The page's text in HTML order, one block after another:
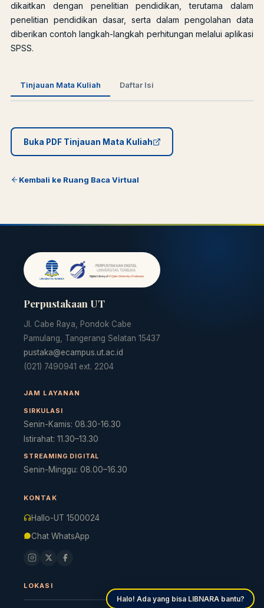
dikaitkan dengan penelitian pendidikan, terutama dalam
penelitian pendidikan dasar, serta dalam pengolahan data
diberikan contoh langkah-langkah perhitungan melalui aplikasi
SPSS.
Tinjauan Mata Kuliah Daftar Isi
Buka PDF Tinjauan Mata Kuliah
Kembali ke Ruang Baca Virtual
Perpustakaan UT
Jl. Cabe Raya, Pondok Cabe
Pamulang, Tangerang Selatan 15437
pustaka@ecampus.ut.ac.id
(021) 7490941 ext. 2204
JAM LAYANAN
SIRKULASI
Senin-Kamis: 08.30-16.30
Istirahat: 11.30–13.30
STREAMING DIGITAL
Senin-Minggu: 08.00–16.30
KONTAK
Hallo-UT 1500024
Chat WhatsApp
LOKASI
Halo! Ada yang bisa LIBNARA bantu?
Cara akses e-resources